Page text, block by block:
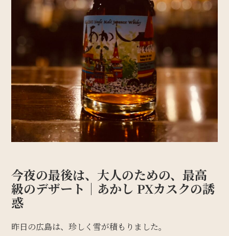
今夜の最後は、 大人のための、最高
級のデザート ｜あかし PXカスクの誘
惑
昨日の広島は、珍しく雪が積もりました。